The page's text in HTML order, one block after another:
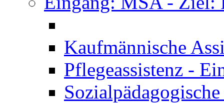
Kaufmännische
Pflegeassistenz -